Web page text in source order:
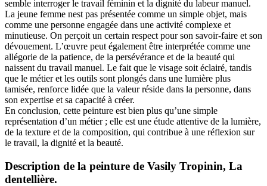
semble interroger le travail féminin et la dignité du labeur manuel.
La jeune femme nest pas présentée comme un simple objet, mais
comme une personne engagée dans une activité complexe et
minutieuse. On perçoit un certain respect pour son savoir-faire et son
dévouement. L’œuvre peut également être interprétée comme une
allégorie de la patience, de la persévérance et de la beauté qui
naissent du travail manuel. Le fait que le visage soit éclairé, tandis
que le métier et les outils sont plongés dans une lumière plus
tamisée, renforce lidée que la valeur réside dans la personne, dans
son expertise et sa capacité à créer.
En conclusion, cette peinture est bien plus qu’une simple
représentation d’un métier ; elle est une étude attentive de la lumière,
de la texture et de la composition, qui contribue à une réflexion sur
le travail, la dignité et la beauté.
Description de la peinture de Vasily Tropinin, La
dentellière.